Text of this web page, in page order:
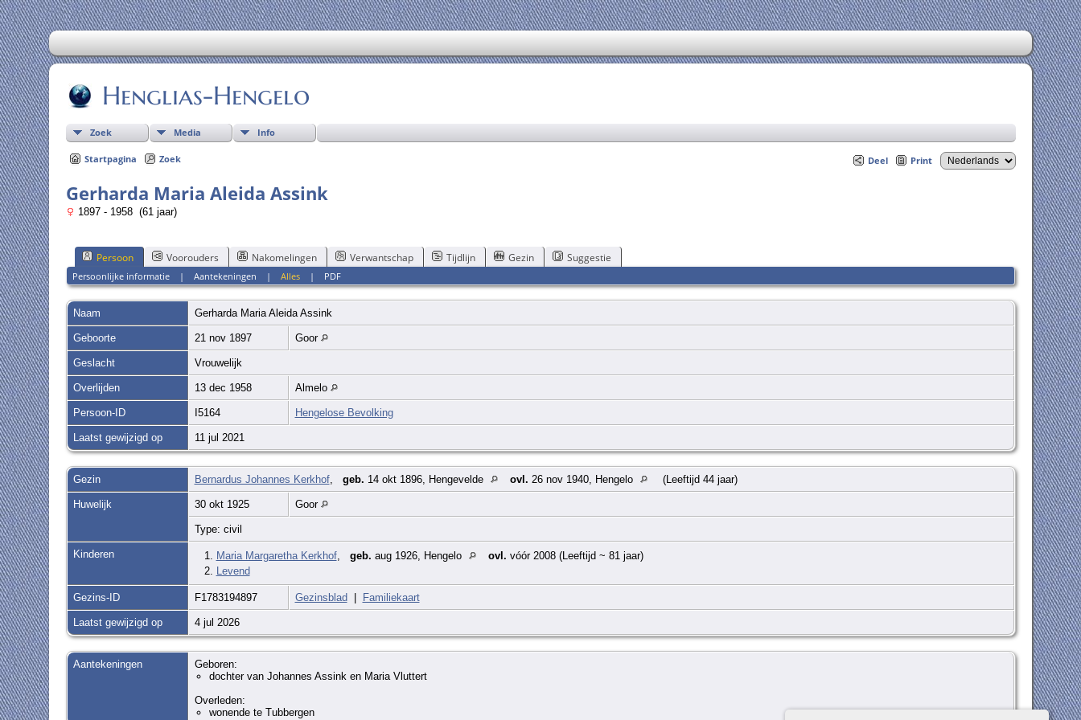
Henglias-Hengelo
Zoek Media Info
Startpagina Zoek Deel Print
Gerharda Maria Aleida Assink
1897 - 1958 (61 jaar)
Persoon Voorouders Nakomelingen Verwantschap Tijdlijn Gezin Suggestie
Persoonlijke informatie |Aantekeningen |Alles | PDF
Naam Gerharda Maria Aleida Assink
Geboorte 21 nov 1897 Goor
Geslacht Vrouwelijk
Overlijden 13 dec 1958 Almelo
Persoon-ID I5164 Hengelose Bevolking
Laatst gewijzigd op 11 jul 2021
Gezin Bernardus Johannes Kerkhof, geb. 14 okt 1896, Hengevelde ovl. 26 nov 1940, Hengelo (Leeftijd 44 jaar)
Huwelijk 30 okt 1925 Goor
Type: civil
Kinderen 1. Maria Margaretha Kerkhof, geb. aug 1926, Hengelo ovl. vóór 2008 (Leeftijd ~ 81 jaar)
2.
Levend
Gezins-ID F1783194897 Gezinsblad Familiekaart
Laatst gewijzigd op 4 jul 2026
Aantekeningen
Geboren:
dochter van Johannes Assink en Maria Vluttert
Overleden:
wonende te Tubbergen